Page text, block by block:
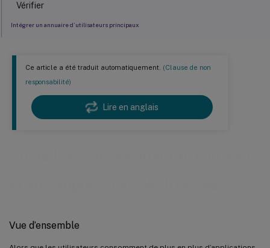
Ce article a été traduit automatiquement. (Clause de non
responsabilité)
Lire en anglais
Vue d’ensemble
Vérifier
Intégrer un annuaire d’utilisateurs principaux
Autoriser une application SaaS et configurer une sécurité
renforcée
Valider la configuration
Configuration et validation d’Adaptive Access